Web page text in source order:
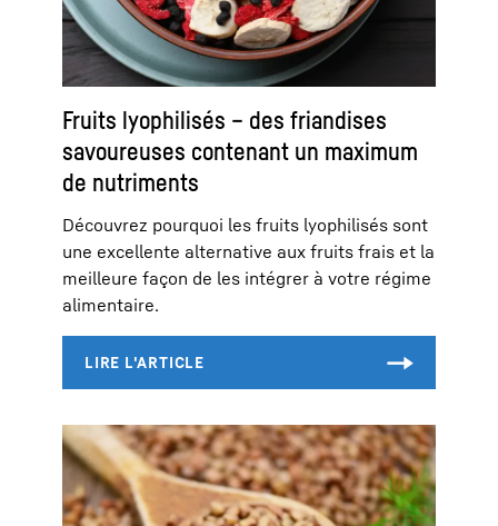
Fruits lyophilisés – des friandises
savoureuses contenant un maximum
de nutriments
Découvrez pourquoi les fruits lyophilisés sont
une excellente alternative aux fruits frais et la
meilleure façon de les intégrer à votre régime
alimentaire.